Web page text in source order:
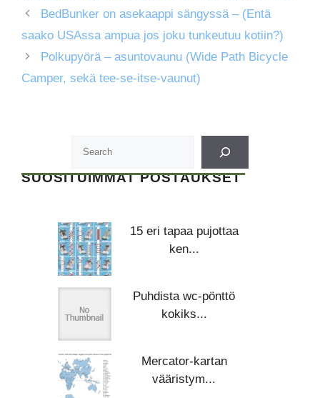
BedBunker on asekaappi sängyssä – (Entä
saako USAssa ampua jos joku tunkeutuu kotiin?)
Polkupyörä – asuntovaunu (Wide Path Bicycle
Camper, sekä tee-se-itse-vaunut)
SUOSITUIMMAT POSTAUKSET
15 eri tapaa pujottaa
ken...
Puhdista wc-pönttö
kokiks...
Mercator-kartan
vääristym...